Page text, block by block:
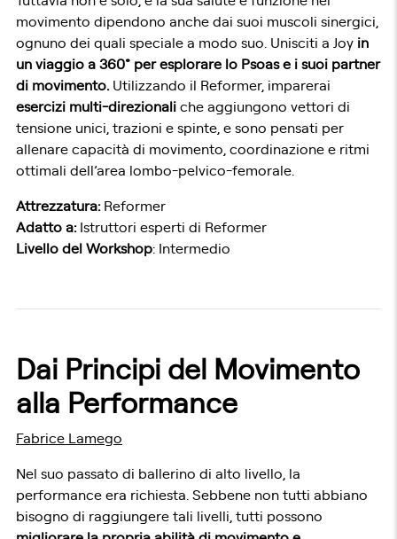
movimento dipendono anche dai suoi muscoli sinergici,
ognuno dei quali speciale a modo suo. Unisciti a Joy in
un viaggio a 360° per esplorare lo Psoas e i suoi partner
di movimento. Utilizzando il Reformer, imparerai
esercizi multi-direzionali che aggiungono vettori di
tensione unici, trazioni e spinte, e sono pensati per
allenare capacità di movimento, coordinazione e ritmi
ottimali dell’area lombo-pelvico-femorale.
Attrezzatura: Reformer
Adatto a: Istruttori esperti di Reformer
Livello del Workshop: Intermedio
Dai Principi del Movimento
alla Performance
Fabrice Lamego
Nel suo passato di ballerino di alto livello, la
performance era richiesta. Sebbene non tutti abbiano
bisogno di raggiungere tali livelli, tutti possono